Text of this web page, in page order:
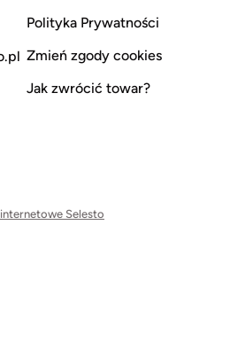
Polityka Prywatności
Zmień zgody cookies
Jak zwrócić towar?
Selesto